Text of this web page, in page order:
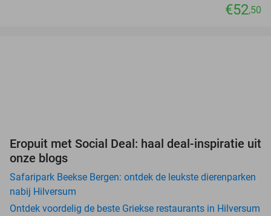
€52,50
Eropuit met Social Deal: haal deal-inspiratie uit
onze blogs
Safaripark Beekse Bergen: ontdek de leukste dierenparken
nabij Hilversum
Ontdek voordelig de beste Griekse restaurants in Hilversum